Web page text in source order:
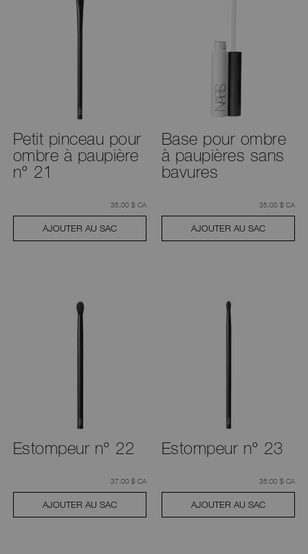
Petit pinceau pour
ombre à paupière
n° 21
était
35,00 $ CA
AJOUTER AU SAC
Base pour ombre
à paupières sans
bavures
était
35,00 $ CA
AJOUTER AU SAC
Estompeur n° 22
était
37,00 $ CA
AJOUTER AU SAC
Estompeur n° 23
était
35,00 $ CA
AJOUTER AU SAC